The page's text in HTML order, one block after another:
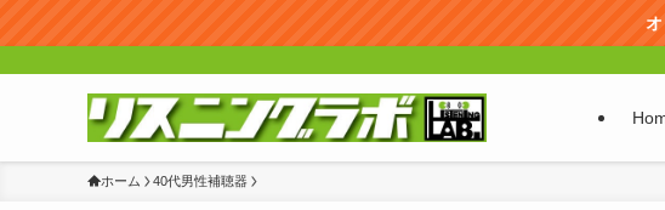
ホーム 40代男性補聴器